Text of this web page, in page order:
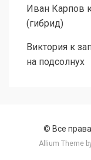
Иван Карпов
(гибрид)
Виктория к
на подсолнух
© Все
Allium Theme